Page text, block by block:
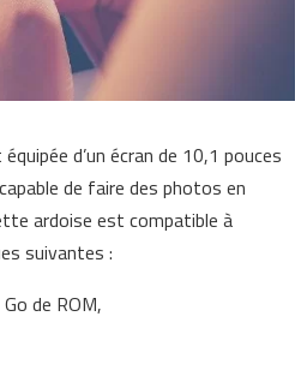
d’un écran de 10,1 pouces
de faire des photos en
ardoise est compatible à
suivantes :
de ROM,